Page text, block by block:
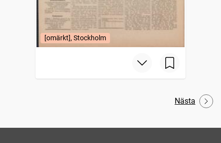
[omärkt], Stockholm
Nästa